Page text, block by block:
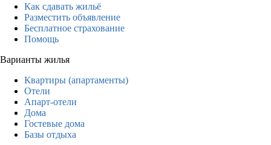
Как сдавать жильё
Разместить объявление
Бесплатное страхование
Помощь
Варианты жилья
Квартиры (апартаменты)
Отели
Апарт-отели
Дома
Гостевые дома
Базы отдыха